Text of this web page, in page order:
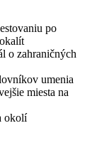
po
o zahraničných
umenia
miesta na
okolí